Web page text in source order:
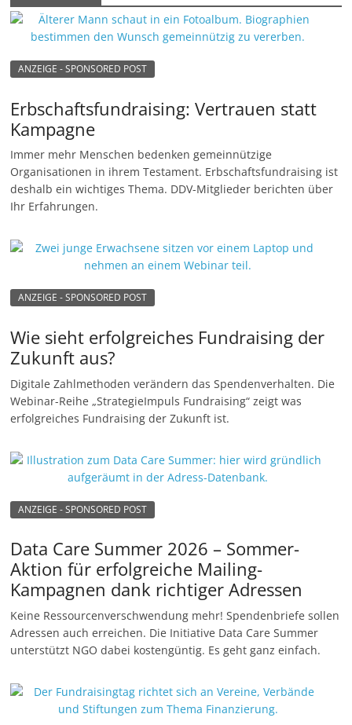
ANZEIGE - SPONSORED POST
Erbschaftsfundraising: Vertrauen statt
Kampagne
Immer mehr Menschen bedenken gemeinnützige
Organisationen in ihrem Testament. Erbschaftsfundraising ist
deshalb ein wichtiges Thema. DDV-Mitglieder berichten über
Ihr Erfahrungen.
ANZEIGE - SPONSORED POST
Wie sieht erfolgreiches Fundraising der
Zukunft aus?
Digitale Zahlmethoden verändern das Spendenverhalten. Die
Webinar-Reihe „StrategieImpuls Fundraising“ zeigt was
erfolgreiches Fundraising der Zukunft ist.
ANZEIGE - SPONSORED POST
Data Care Summer 2026 – Sommer-
Aktion für erfolgreiche Mailing-
Kampagnen dank richtiger Adressen
Keine Ressourcenverschwendung mehr! Spendenbriefe sollen
Adressen auch erreichen. Die Initiative Data Care Summer
unterstützt NGO dabei kostengüntig. Es geht ganz einfach.